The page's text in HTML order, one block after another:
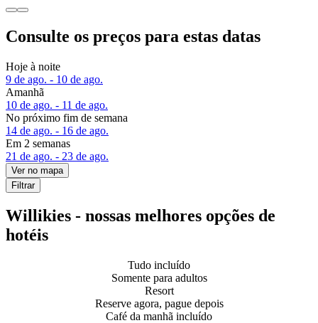
Consulte os preços para estas datas
Hoje à noite
9 de ago. - 10 de ago.
Amanhã
10 de ago. - 11 de ago.
No próximo fim de semana
14 de ago. - 16 de ago.
Em 2 semanas
21 de ago. - 23 de ago.
Ver no mapa
Filtrar
Willikies - nossas melhores opções de
hotéis
Tudo incluído
Somente para adultos
Resort
Reserve agora, pague depois
Café da manhã incluído